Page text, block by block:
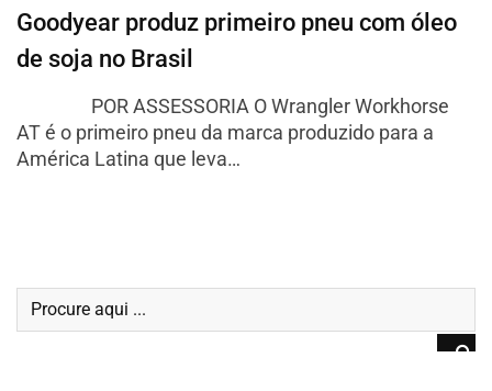
Goodyear produz primeiro pneu com óleo
de soja no Brasil
POR ASSESSORIA O Wrangler Workhorse
AT é o primeiro pneu da marca produzido para a
América Latina que leva…